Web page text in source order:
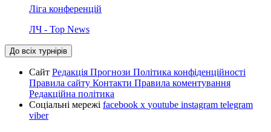
Ліга конференцій
ЛЧ - Top News
До всіх турнірів
Сайт Редакція Прогнози Політика конфіденційності
Правила сайту Контакти Правила коментування
Редакційна політика
Соціальні мережі facebook x youtube instagram telegram
viber